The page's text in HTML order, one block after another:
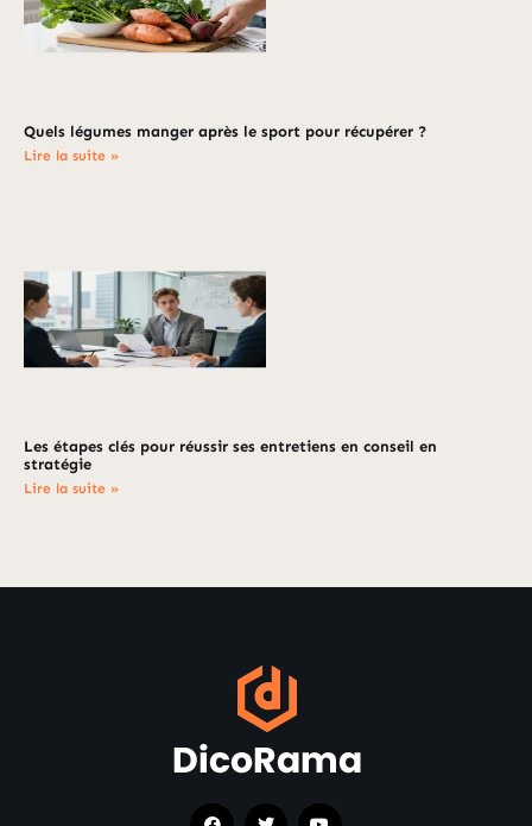
Quels légumes manger après le sport pour récupérer ?
Lire la suite »
Les étapes clés pour réussir ses entretiens en conseil en
stratégie
Lire la suite »